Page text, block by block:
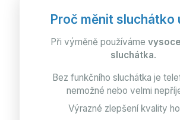
Proč měnit sluchátko
Při výměně používáme
sluchátka.
Bez funkčního sluchátka je
nemožné nebo velmi
Výrazné zlepšení kvality